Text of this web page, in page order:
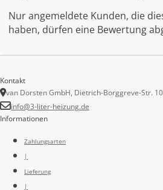
Nur angemeldete Kunden, die
haben, dürfen eine Bewertung
Informationen
Zahlungsarten
|
Lieferung
|
Kontakt
van Dorsten GmbH, Dietrich-Borggreve-Str.
info@3-liter-heizung.de